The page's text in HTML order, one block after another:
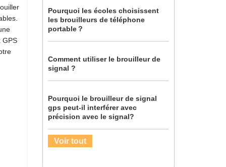
GPS
Pourquoi les écoles choisissent
les brouilleurs de téléphone
portable？
Comment utiliser le brouilleur de
signal ?
Pourquoi le brouilleur de signal
gps peut-il interférer avec
précision avec le signal?
Voir tout